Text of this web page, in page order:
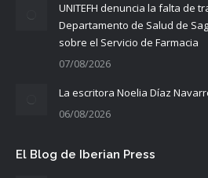
UNITEFH denuncia la falta de
Departamento de Salud de
sobre el Servicio de Farmacia
07/08/2026
La escritora Noelia Díaz
06/08/2026
El Blog de Iberian Press